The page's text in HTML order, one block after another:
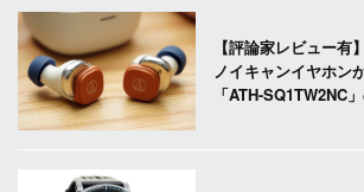
【評論家レビュー有
ノイキャンイヤホン
「ATH-SQ1TW2NC